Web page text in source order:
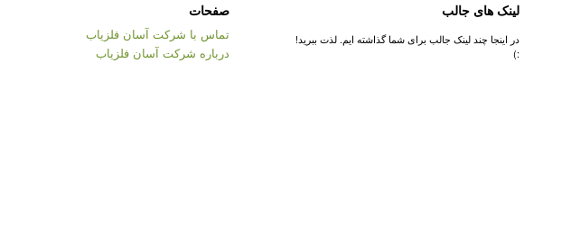
لینک های جالب
در اینجا چند لینک جالب برای شما گذاشته ایم. لذت ببرید!
:)
صفحات
تماس با شرکت آسان فلزیاب
درباره شرکت آسان فلزیاب